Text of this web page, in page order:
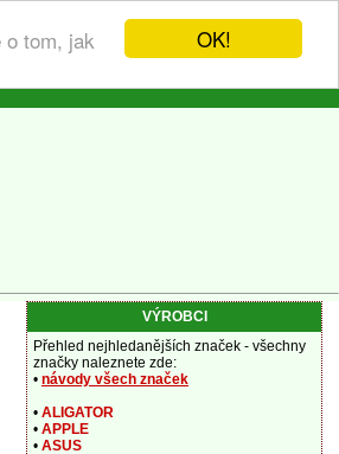
OK!
tom, jak
VÝROBCI
Přehled nejhledanějších značek - všechny
značky naleznete zde:
• návody všech značek
• ALIGATOR
• APPLE
• ASUS